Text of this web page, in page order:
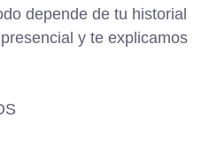
depende de tu historial
y te explicamos